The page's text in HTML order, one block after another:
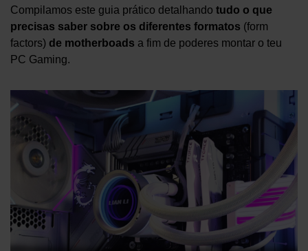
Compilamos este guia prático detalhando tudo o que
precisas saber sobre os diferentes formatos (form
factors) de motherboads a fim de poderes montar o teu
PC Gaming.